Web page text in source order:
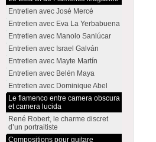
Entretien avec José Mercé
Entretien avec Eva La Yerbabuena
Entretien avec Manolo Sanlúcar
Entretien avec Israel Galván
Entretien avec Mayte Martín
Entretien avec Belén Maya
Entretien avec Dominique Abel
Le flamenco entre camera obscura
et camera lucida
René Robert, le charme discret
d’un portraitiste
Compositions pour guitare